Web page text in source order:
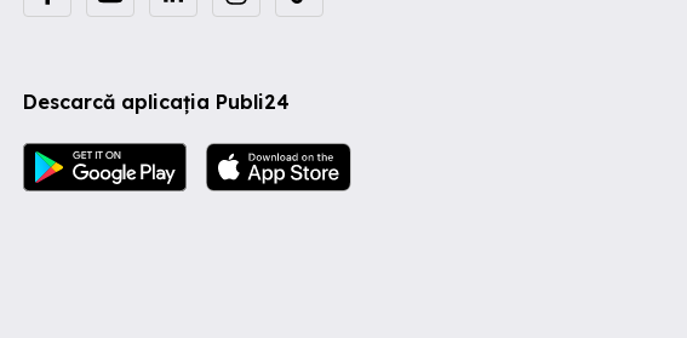
Descarcă aplicația Publi24